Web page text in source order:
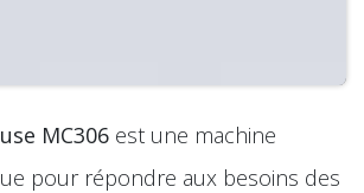
MC306 est une machine
pour répondre aux besoins des